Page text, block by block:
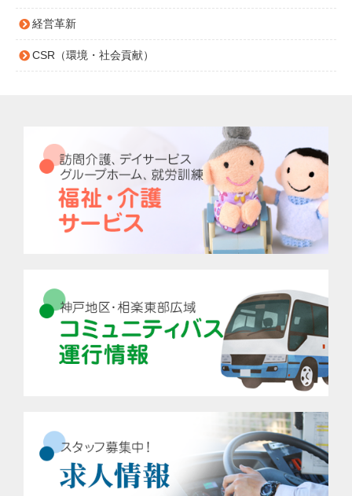
経営革新
CSR（環境・社会貢献）